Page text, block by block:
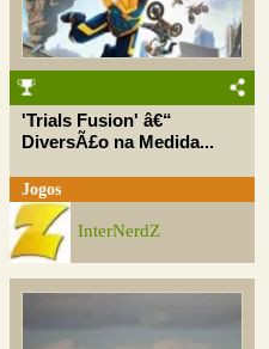
'Trials Fusion' â€“
DiversÃ£o na Medida...
Jogos
InterNerdZ